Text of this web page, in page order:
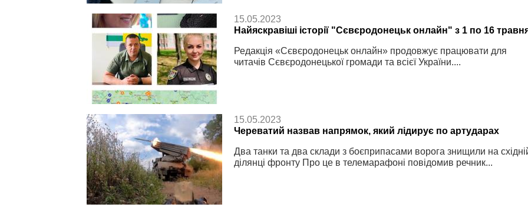
15.05.2023
Найяскравіші історії "Сєвєродонецьк онлайн" з 1 по 16
Редакція «Сєвєродонецьк онлайн» продовжує працювати для
читачів Сєвєродонецької громади та всієї України....
15.05.2023
Череватий назвав напрямок, який лідирує по артударах
Два танки та два склади з боєприпасами ворога знищили на
ділянці фронту Про це в телемарафоні повідомив речник...